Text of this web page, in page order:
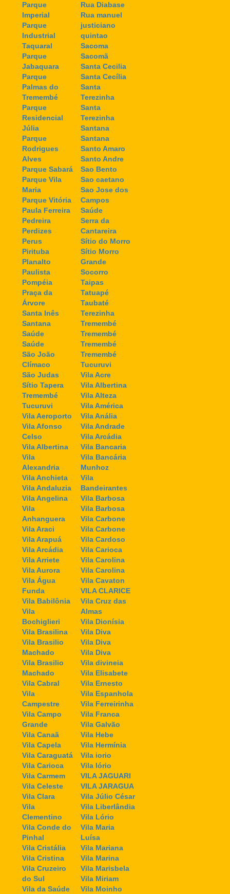
Parque
Imperial
Parque
Industrial
Taquaral
Parque
Jabaquara
Parque
Palmas do
Tremembé
Parque
Residencial
Júlia
Parque
Rodrigues
Alves
Parque Sabará
Parque Vila
Maria
Parque Vitória
Paula Ferreira
Pedreira
Perdizes
Perus
Pirituba
Planalto
Paulista
Pompéia
Praça da
Árvore
Santa Inês
Santana
Saúde
Saúde
São João
Clímaco
São Judas
Sítio Tapera
Tremembé
Tucuruvi
Vila Aeroporto
Vila Afonso
Celso
Vila Albertina
Vila
Alexandria
Vila Anchieta
Vila Andaluzia
Vila Angelina
Vila
Anhanguera
Vila Araci
Vila Arapuá
Vila Arcádia
Vila Arriete
Vila Aurora
Vila Água
Funda
Vila Babilônia
Vila
Bochiglieri
Vila Brasilina
Vila Brasilio
Machado
Vila Brasilio
Machado
Vila Cabral
Vila
Campestre
Vila Campo
Grande
Vila Canaã
Vila Capela
Vila Caraguatá
Vila Carioca
Vila Carmem
Vila Celeste
Vila Clara
Vila
Clementino
Vila Conde do
Pinhal
Vila Cristália
Vila Cristina
Vila Cruzeiro
do Sul
Vila da Saúde
Rua Diabase
Rua manuel
justiciano
quintao
Sacoma
Sacomã
Santa Cecilia
Santa Cecília
Santa
Terezinha
Santa
Terezinha
Santana
Santana
Santo Amaro
Santo Andre
Sao Bento
Sao caetano
Sao Jose dos
Campos
Saúde
Serra da
Cantareira
Sítio do Morro
Sítio Morro
Grande
Socorro
Taipas
Tatuapé
Taubaté
Terezinha
Tremembé
Tremembé
Tremembé
Tremembé
Tucuruvi
Vila Acre
Vila Albertina
Vila Alteza
Vila América
Vila Anália
Vila Andrade
Vila Arcádia
Vila Bancaria
Vila Bancária
Munhoz
Vila
Bandeirantes
Vila Barbosa
Vila Barbosa
Vila Carbone
Vila Carbone
Vila Cardoso
Vila Carioca
Vila Carolina
Vila Carolina
Vila Cavaton
VILA CLARICE
Vila Cruz das
Almas
Vila Dionísia
Vila Diva
Vila Diva
Vila Diva
Vila divineia
Vila Elisabete
Vila Ernesto
Vila Espanhola
Vila Ferreirinha
Vila Franca
Vila Galvão
Vila Hebe
Vila Hermínia
Vila iorio
Vila Iório
VILA JAGUARI
VILA JARAGUA
Vila Júlio César
Vila Liberlândia
Vila Lório
Vila Maria
Luísa
Vila Mariana
Vila Marina
Vila Marisbela
Vila Miriam
Vila Moinho